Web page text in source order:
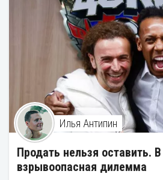
Илья Антипин
Продать нельзя оставить.
взрывоопасная дилемма